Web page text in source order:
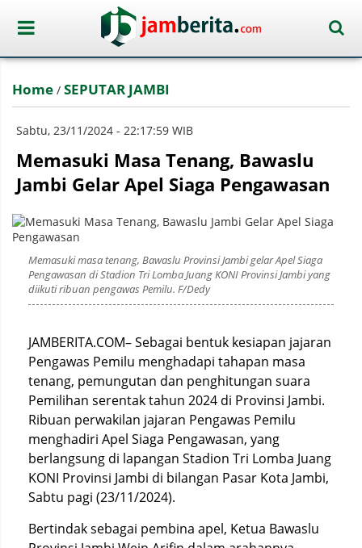
Home / SEPUTAR JAMBI
Sabtu, 23/11/2024 - 22:17:59 WIB
Memasuki Masa Tenang, Bawaslu
Jambi Gelar Apel Siaga Pengawasan
Memasuki masa tenang, Bawaslu Provinsi Jambi gelar Apel Siaga
Pengawasan di Stadion Tri Lomba Juang KONI Provinsi Jambi yang
diikuti ribuan pengawas Pemilu. F/Dedy
JAMBERITA.COM– Sebagai bentuk kesiapan jajaran
Pengawas Pemilu menghadapi tahapan masa
tenang, pemungutan dan penghitungan suara
Pemilihan serentak tahun 2024 di Provinsi Jambi.
Ribuan perwakilan jajaran Pengawas Pemilu
menghadiri Apel Siaga Pengawasan, yang
berlangsung di lapangan Stadion Tri Lomba Juang
KONI Provinsi Jambi di bilangan Pasar Kota Jambi,
Sabtu pagi (23/11/2024).
Bertindak sebagai pembina apel, Ketua Bawaslu